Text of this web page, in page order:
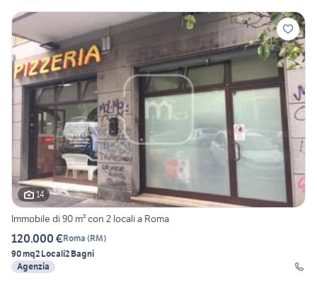
14
Immobile di 90 m² con 2 locali a Roma
120.000 €Roma (RM)
90 mq2 Locali2 Bagni
Agenzia